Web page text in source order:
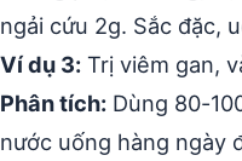
ngải cứu 2g. Sắc đặc,
Ví dụ 3: Trị viêm gan,
Phân tích: Dùng 80-
nước uống hàng ngày